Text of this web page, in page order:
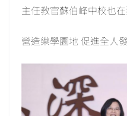
主任教官蘇伯峰中校也
營造樂學園地 促進全人